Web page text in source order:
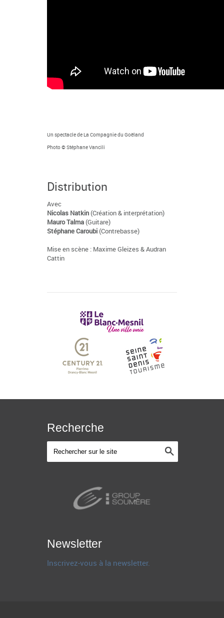
Un spectacle de La Compagnie du Goëland
Photo © Stéphane Vancili
Distribution
Avec
Nicolas Natkin (Création & interprétation)
Mauro Talma (Guitare)
Stéphane Caroubi (Contrebasse)
Mise en scène : Maxime Gleizes & Audran
Cattin
Recherche
Newsletter
Inscrivez-vous à la newsletter.